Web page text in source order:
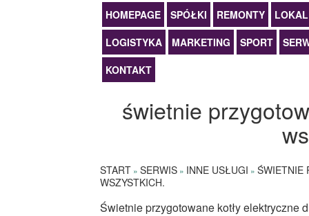
HOMEPAGE SPÓŁKI REMONTY
LOGISTYKA
MARKETING SPORT
KONTAKT
świetnie
START » SERWIS » INNE USŁUGI » ŚWIETNIE
WSZYSTKICH.
Świetnie przygotowane kotły elektryczne